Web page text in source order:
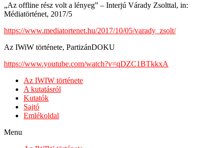
„Az offline rész volt a lényeg” – Interjú Várady Zsolttal, in:
Médiatörténet, 2017/5
https://www.mediatortenet.hu/2017/10/05/varady_zsolt/
Az IWiW története, PartizánDOKU
https://www.youtube.com/watch?v=qDZC1BTkkxA
Az IWIW története
A kutatásról
Kutatók
Sajtó
Emlékoldal
Menu